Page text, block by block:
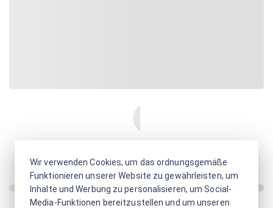
Wir verwenden Cookies, um das ordnungsgemäße
Funktionieren unserer Website zu gewährleisten, um
Inhalte und Werbung zu personalisieren, um Social-
Media-Funktionen bereitzustellen und um unseren